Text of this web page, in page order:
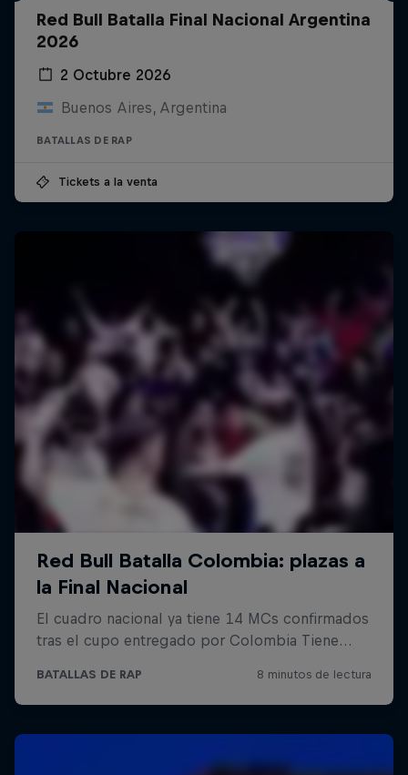
Red Bull Batalla Final Nacional Argentina
2026
2 Octubre 2026
Buenos Aires, Argentina
BATALLAS DE RAP
Tickets a la venta